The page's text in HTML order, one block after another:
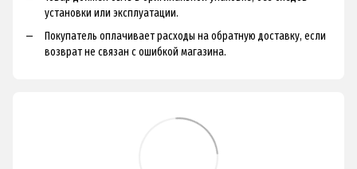
установки или эксплуатации.
Покупатель оплачивает расходы на обратную доставку, если
возврат не связан с ошибкой магазина.